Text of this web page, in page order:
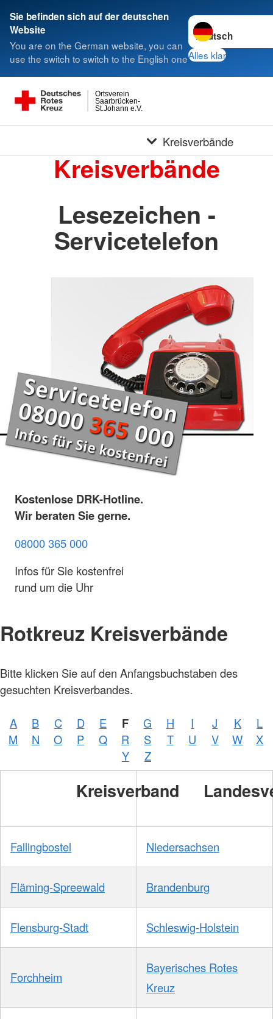
Sie befinden sich auf der deutschen
Website
You are on the German website, you can
use the switch to switch to the English one
Sprache wechseln
Alles klar
St.Johann e.V.
Saarbrücken-
Ortsverein
Kreisverbände
Kreisverbände
Lesezeichen -
Servicetelefon
Kostenlose DRK-Hotline.
Wir beraten Sie gerne.
08000 365 000
Infos für Sie kostenfrei
rund um die Uhr
Rotkreuz Kreisverbände
Bitte klicken Sie auf den Anfangsbuchstaben des
gesuchten Kreisverbandes.
A B C D E F G H I J K
L
M
N O P Q R S T U V W
X
Y
Z
Kreisverband
Fallingbostel Niedersachsen
Fläming-Spreewald Brandenburg
Flensburg-Stadt Schleswig-Holstein
Forchheim
Bayerisches Rotes
Kreuz